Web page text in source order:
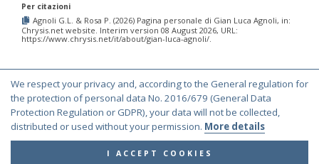
We respect your privacy and, according to the General regulation for
the protection of personal data No. 2016/679 (General Data
Protection Regulation or GDPR), your data will not be collected,
distributed or used without your permission. More details
I ACCEPT COOKIES
Per citazioni
Agnoli G.L. & Rosa P. (2026) Pagina personale di Gian Luca Agnoli, in:
Chrysis.net website. Interim version 08 August 2026, URL:
https://www.chrysis.net/it/about/gian-luca-agnoli/.
© Copyright 2000-2026 Chrysis.net. All Rights Reserved.
Terms and Conditions |Privacy Policy